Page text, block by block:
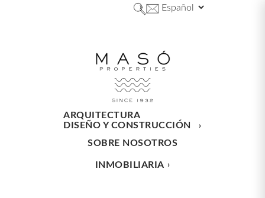
ARQUITECTURA
DISEÑO Y CONSTRUCCIÓN
SOBRE NOSOTROS
INMOBILIARIA